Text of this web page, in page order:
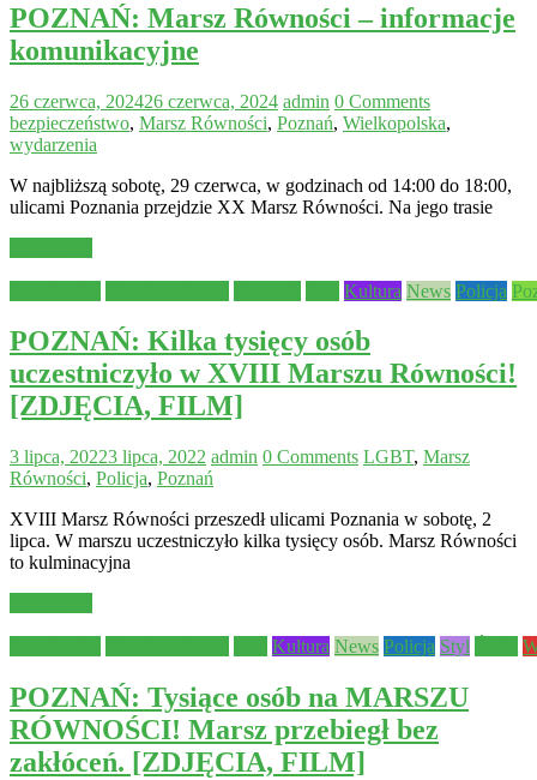
POZNAŃ: Marsz Równości – informacje
komunikacyjne
26 czerwca, 202426 czerwca, 2024 admin 0 Comments
bezpieczeństwo, Marsz Równości, Poznań, Wielkopolska,
wydarzenia
W najbliższą sobotę, 29 czerwca, w godzinach od 14:00 do 18:00,
ulicami Poznania przejdzie XX Marsz Równości. Na jego trasie
Kultura News Policja
POZNAŃ: Kilka tysięcy osób
uczestniczyło w XVIII Marszu Równości!
[ZDJĘCIA, FILM]
3 lipca, 20223 lipca, 2022 admin 0 Comments LGBT, Marsz
Równości, Policja, Poznań
XVIII Marsz Równości przeszedł ulicami Poznania w sobotę, 2
lipca. W marszu uczestniczyło kilka tysięcy osób. Marsz Równości
to kulminacyjna
Kultura News Policja Styl
POZNAŃ: Tysiące osób na MARSZU
RÓWNOŚCI! Marsz przebiegł bez
zakłóceń. [ZDJĘCIA, FILM]